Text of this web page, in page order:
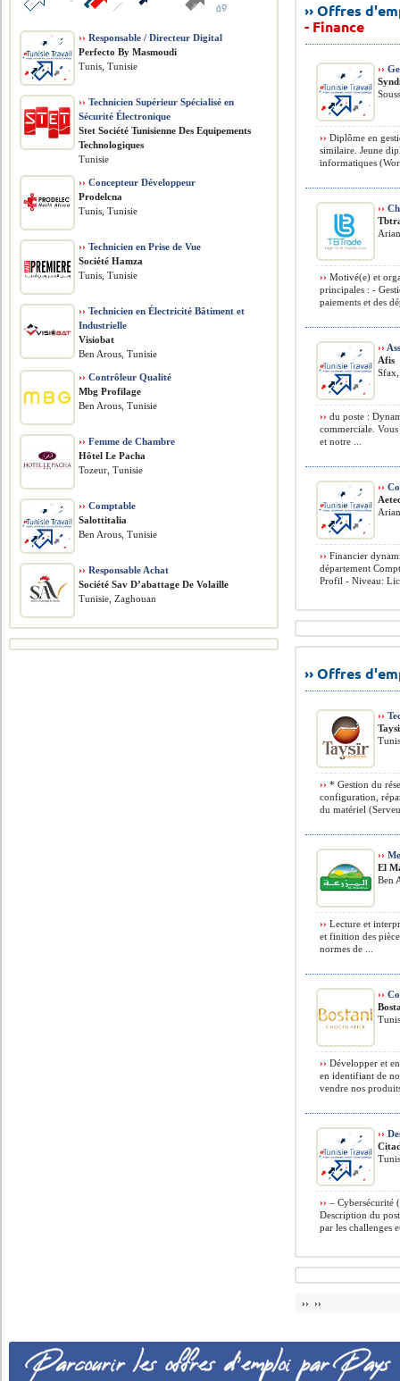
›› Offres
- Finance
››
›› Diplôme en
similaire. Jeune
informatiques
››
›› Motivé(e) et
principales : -
paiements et des
››
Afis
›› du poste :
commerciale.
et notre ...
››
›› Financier
département
Profil - Niveau:
›› Offres
››
›› * Gestion du
configuration,
du matériel
››
El
Ben
›› Lecture et
et finition des
normes de ...
››
›› Développer et
en identifiant de
vendre nos
››
›› – Cybersécurité
Description du
par les challenges
›› ››
›› Responsable / Directeur Digital
Perfecto By Masmoudi
Tunis, Tunisie
›› Technicien Supérieur Spécialisé en
Sécurité Électronique
Stet Société Tunisienne Des Equipements
Technologiques
Tunisie
›› Concepteur Développeur
Prodelcna
Tunis, Tunisie
›› Technicien en Prise de Vue
Société Hamza
Tunis, Tunisie
›› Technicien en Électricité Bâtiment et
Industrielle
Visiobat
Ben Arous, Tunisie
›› Contrôleur Qualité
Mbg Profilage
Ben Arous, Tunisie
›› Femme de Chambre
Hôtel Le Pacha
Tozeur, Tunisie
›› Comptable
Salottitalia
Ben Arous, Tunisie
›› Responsable Achat
Société Sav D’abattage De Volaille
Tunisie, Zaghouan